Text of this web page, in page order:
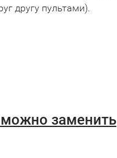
другу пультами).
можно заменить